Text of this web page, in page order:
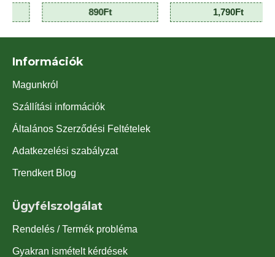
Információk
Magunkról
Szállítási információk
Általános Szerződési Feltételek
Adatkezelési szabályzat
Trendkert Blog
Ügyfélszolgálat
Rendelés / Termék probléma
Gyakran ismételt kérdések